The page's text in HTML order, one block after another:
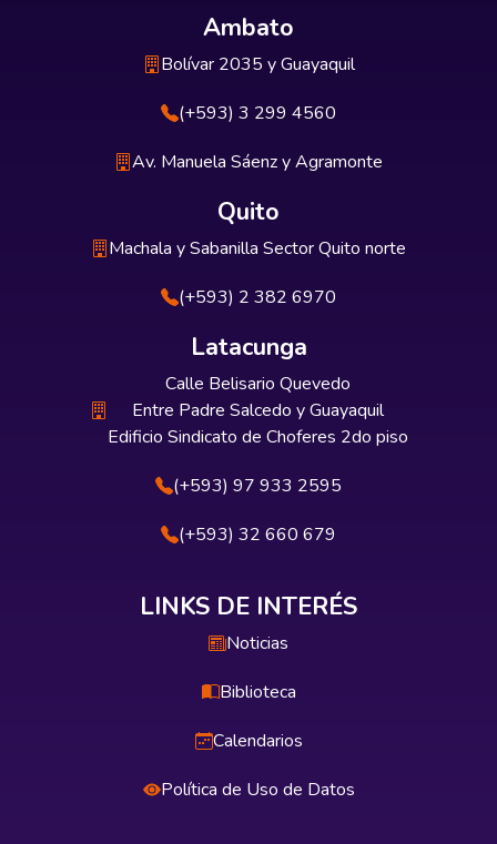
Ambato
Bolívar 2035 y Guayaquil
(+593) 3 299 4560
Av. Manuela Sáenz y Agramonte
Quito
Machala y Sabanilla Sector Quito norte
(+593) 2 382 6970
Latacunga
Calle Belisario Quevedo
Entre Padre Salcedo y Guayaquil
Edificio Sindicato de Choferes 2do piso
(+593) 97 933 2595
(+593) 32 660 679
LINKS DE INTERÉS
Noticias
Biblioteca
Calendarios
Política de Uso de Datos